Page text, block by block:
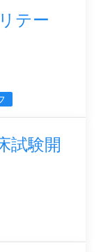
テー
試験開